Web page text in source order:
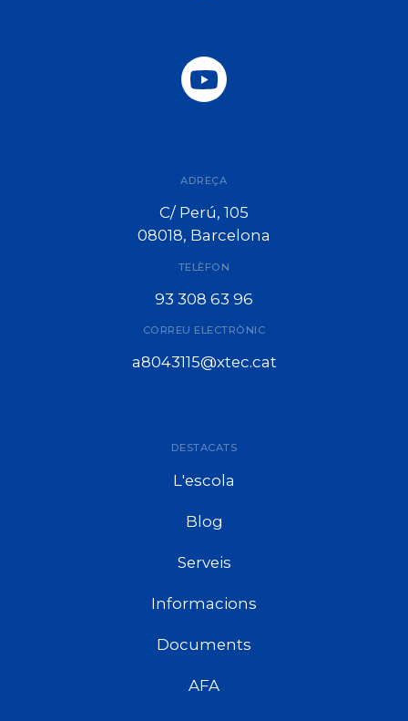
ADREÇA
C/ Perú, 105
08018, Barcelona
TELÈFON
93 308 63 96
CORREU ELECTRÒNIC
a8043115@xtec.cat
DESTACATS
L'escola
Blog
Serveis
Informacions
Documents
AFA